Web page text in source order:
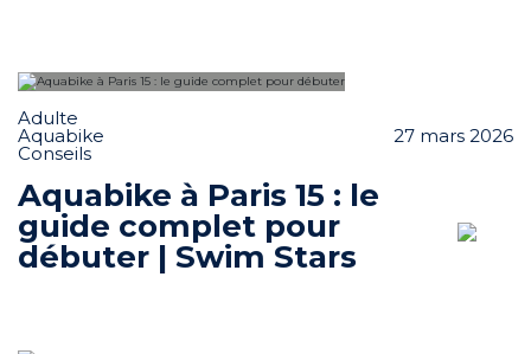
Adulte
Aquabike
Conseils
27 mars 2026
Aquabike à Paris 15 : le
guide complet pour
débuter | Swim Stars